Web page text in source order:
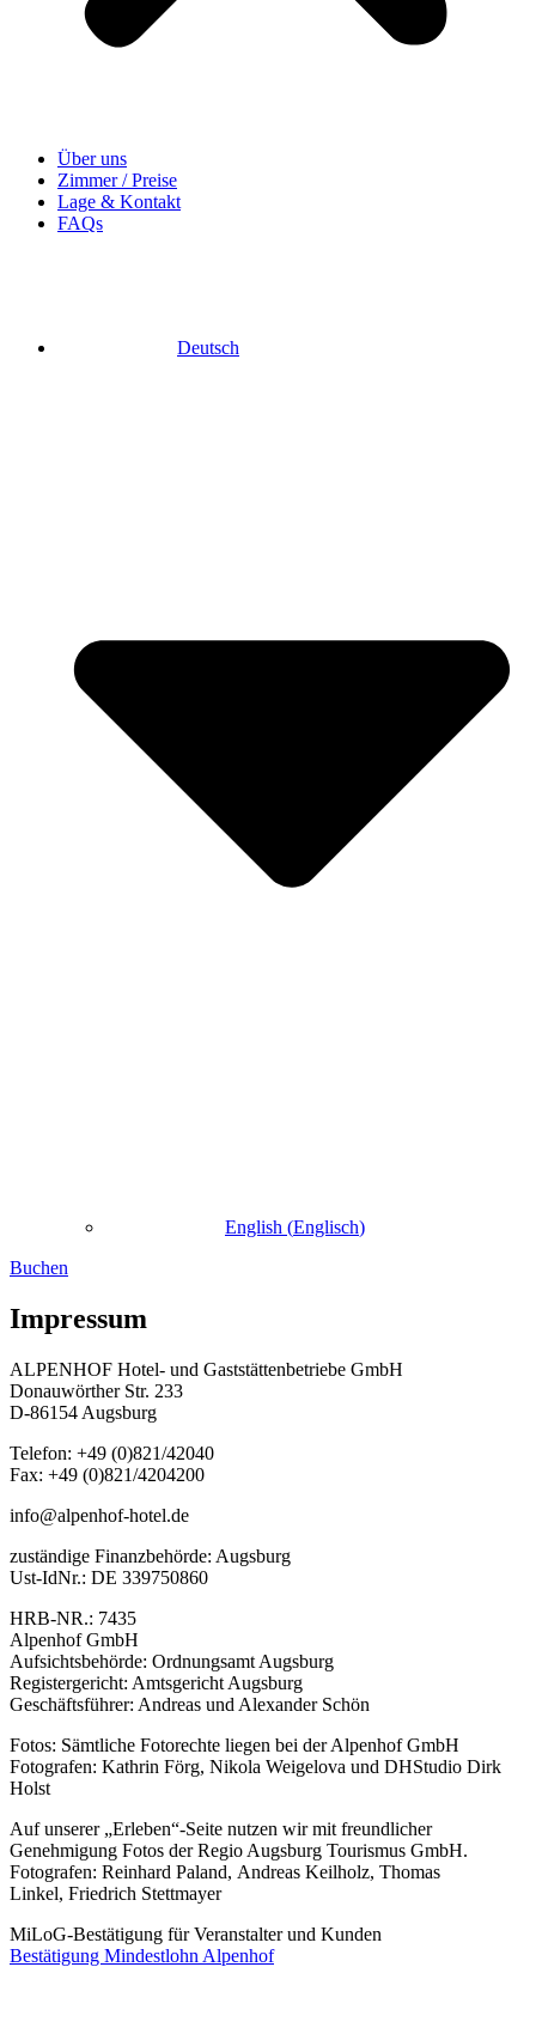
Über uns
Zimmer / Preise
Lage & Kontakt
FAQs
Deutsch
English (Englisch)
Buchen
Impressum
ALPENHOF Hotel- und Gaststättenbetriebe GmbH
Donauwörther Str. 233
D-86154 Augsburg
Telefon: +49 (0)821/42040
Fax: +49 (0)821/4204200
info@alpenhof-hotel.de
zuständige Finanzbehörde: Augsburg
Ust-IdNr.: DE 339750860
HRB-NR.: 7435
Alpenhof GmbH
Aufsichtsbehörde: Ordnungsamt Augsburg
Registergericht: Amtsgericht Augsburg
Geschäftsführer: Andreas und Alexander Schön
Fotos: Sämtliche Fotorechte liegen bei der Alpenhof GmbH
Fotografen: Kathrin Förg, Nikola Weigelova und DHStudio Dirk
Holst
Auf unserer „Erleben“-Seite nutzen wir mit freundlicher
Genehmigung Fotos der Regio Augsburg Tourismus GmbH.
Fotografen: Reinhard Paland, Andreas Keilholz, Thomas
Linkel, Friedrich Stettmayer
MiLoG-Bestätigung für Veranstalter und Kunden
Bestätigung Mindestlohn Alpenhof